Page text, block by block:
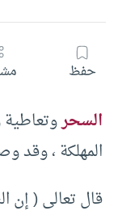
حفظ
السحروتعاطية
المهلكة ، وقد
قال تعالى ( إن